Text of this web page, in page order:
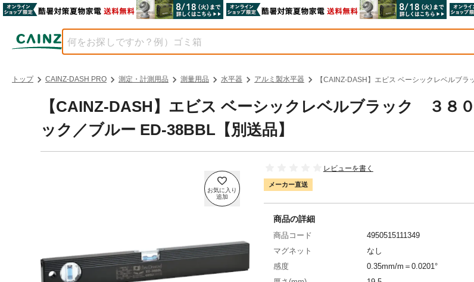
トップ CAINZ-DASH PRO 測定・計測用品 測量用品 水平器 アルミ製水平器 【CAINZ-DASH】エビス ベーシックレベルブ
【CAINZ-DASH】エビス ベーシックレベルブラック ３８
ック／ブルー ED-38BBL【別送品】
レビューを書く
メーカー直送
商品の詳細
商品コード
4950515111349
マグネット
なし
感度
0.35mm/m＝0.0201°